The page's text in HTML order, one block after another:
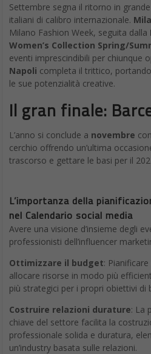
Settembre segna il ritorno in
italiani di calibro internazionale.
Milano Fashion Week, seguita dalla
Women’s Collection Spring/
eventi imprescindibili per chiunque
Napoli completa il trittico,
le sue potenzialità creative.
Il gran finale:
L’anno si conclude a novembre con
cerchio offrendo un’ultima
trascorso e gettare le basi per il
L’importanza della
nel Calendario social media
Avere una visione d’insieme degli
professionisti dell’influencer
Ottimizzare il budget:
allocare risorse in modo più
più strategici per i propri obiettivi di
Costruire relazioni durature: La
chiave del settore facilita la
professionale solida e duratura,
un’industry basata sulle relazioni.